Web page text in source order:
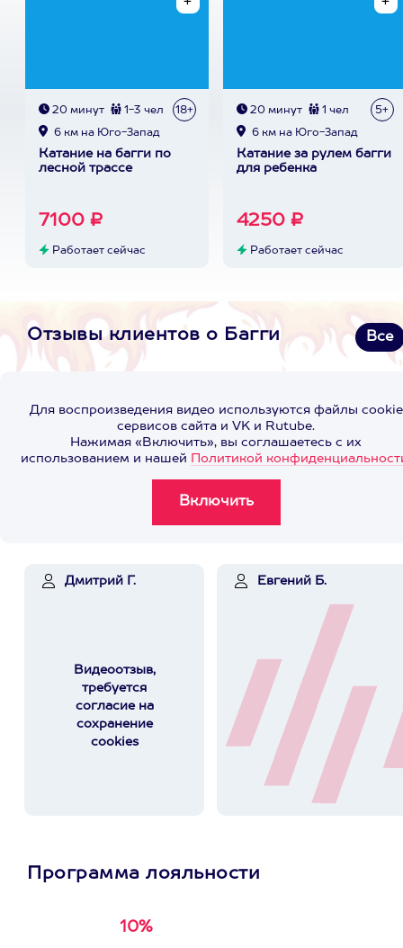
20 минут 1-3 чел 18+
6 км на Юго-Запад
Катание на багги по
лесной трассе
7100 ₽
Работает сейчас
20 минут 1 чел 5+
6 км на Юго-Запад
Катание за рулем багги
для ребенка
4250 ₽
Работает сейчас
Отзывы клиентов о Багги Все
Для воспроизведения видео используются файлы cookie
сервисов сайта и VK и Rutube.
Нажимая «Включить», вы соглашаетесь с их
использованием и нашей Политикой
Дмитрий Г.
Видеоотзыв,
требуется
согласие на
сохранение
cookies
Евгений Б.
Программа лояльности
10%